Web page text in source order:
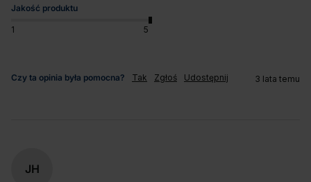
Jakość produktu
1 5
Czy ta opinia była pomocna? Tak Zgłoś Udostępnij 3 lata temu
JH